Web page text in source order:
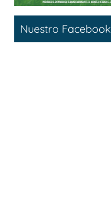
Nuestro Facebook